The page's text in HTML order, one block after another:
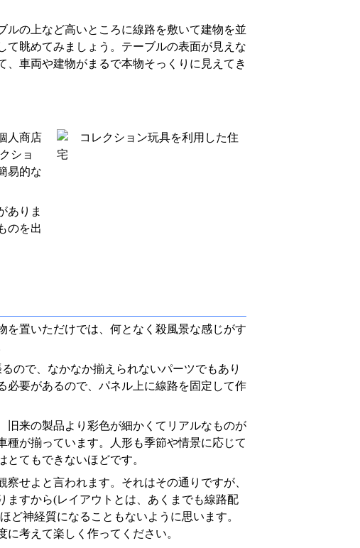
ルの上など高いところに線路を敷いて建物を並
て眺めてみましょう。テーブルの表面が見えな
、車両や建物がまるで本物そっくりに見えてき
人商店
ショ
易的な
ありま
のを出
置いただけでは、何となく殺風景な感じがす
ので、なかなか揃えられないパーツでもあり
必要があるので、パネル上に線路を固定して作
旧来の製品より彩色が細かくてリアルなものが
が揃っています。人形も季節や情景に応じて
てもできないほどです。
せよと言われます。それはその通りですが、
ますから(レイアウトとは、あくまでも線路配
ど神経質になることもないように思います。
考えて楽しく作ってください。